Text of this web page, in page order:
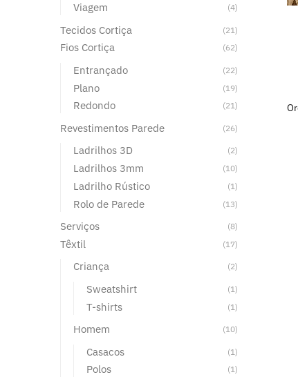
Viagem (4)
Tecidos Cortiça (21)
Fios Cortiça (62)
Entrançado (22)
Plano (19)
Redondo (21)
Revestimentos Parede (26)
Ladrilhos 3D (2)
Ladrilhos 3mm (10)
Ladrilho Rústico (1)
Rolo de Parede (13)
Serviços (8)
Têxtil (17)
Criança (2)
Sweatshirt (1)
T-shirts (1)
Homem (10)
Casacos (1)
Polos (1)